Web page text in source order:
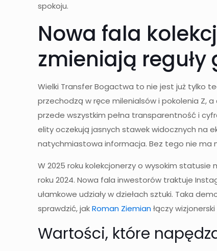
spokoju.
Nowa fala
zmieniają reguły
Wielki Transfer Bogactwa to nie jest już tylko
przechodzą w ręce milenialsów i pokolenia Z,
przede wszystkim pełna transparentność i
elity oczekują jasnych stawek widocznych na
natychmiastowa informacja. Bez tego nie ma
W 2025 roku kolekcjonerzy o wysokim
roku 2024. Nowa fala inwestorów traktuje
ułamkowe udziały w dziełach sztuki. Taka
sprawdzić, jakRoman Ziemianłączy
Wartości, które